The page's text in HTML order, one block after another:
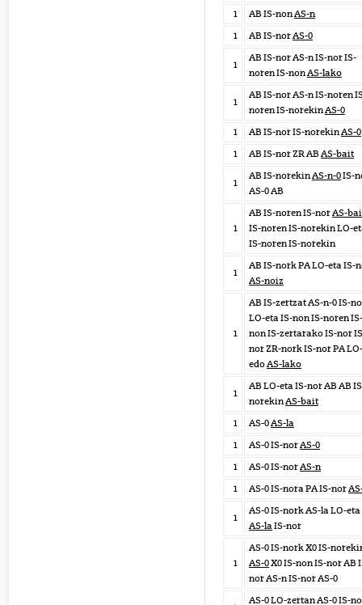
1
AB IS-nonAS-n
1
AB IS-norAS-0
1
AB IS-nor AS-n IS-nor IS-
noren IS-nonAS-lako
1
AB IS-nor AS-n IS-noren
noren IS-norekinAS-0
1
AB IS-nor IS-norekinAS-0
1
AB IS-nor ZR AB AS-bait
1
AB IS-norekinAS-n-0IS-
AS-0 AB
1
AB IS-noren IS-norAS-
IS-noren IS-norekin LO-
IS-noren IS-norekin
1
AB IS-nork PA LO-eta IS-
AS-noiz
1
AB IS-zertzat AS-n-0 IS-
LO-eta IS-non IS-noren IS-
non IS-zertarako IS-nor
nor ZR-nork IS-nor PA LO-
edoAS-lako
1
AB LO-eta IS-nor AB AB
norekinAS-bait
1
AS-0AS-la
1
AS-0 IS-norAS-0
1
AS-0 IS-norAS-n
1
AS-0 IS-nora PA IS-nor
1
AS-0 IS-nork AS-la LO-eta
AS-laIS-nor
1
AS-0 IS-nork X0 IS-
AS-0X0 IS-non IS-nor AB
nor AS-n IS-nor AS-0
AS-0 LO-zertan AS-0 IS-